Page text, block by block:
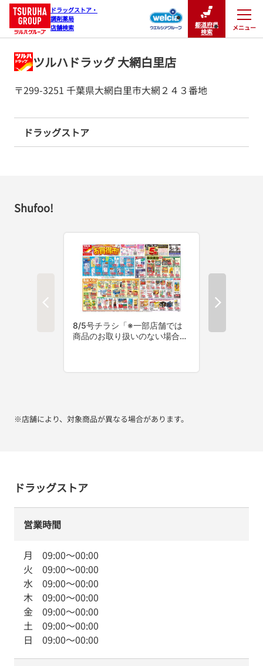
ドラッグストア・
調剤薬局
店舗検索
都道府県
検索
メニュー
閉じる
ツルハドラッグ 大網白里店
〒299-3251 千葉県大網白里市大網２４３番地
ドラッグストア
Shufoo!
※店舗により、対象商品が異なる場合があります。
ドラッグストア
営業時間
月 09:00～00:00
火 09:00～00:00
水 09:00～00:00
木 09:00～00:00
金 09:00～00:00
土 09:00～00:00
日 09:00～00:00